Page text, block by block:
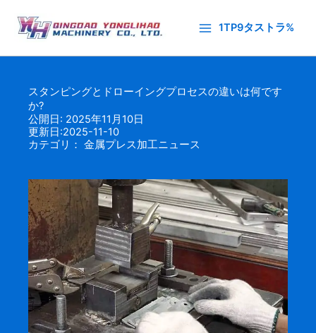
ス
1TP9タストラ%
スタンピングとドローイングプロセスの違いは何です
か?
公開日: 2025年11月10日
更新日:2025-11-10
カテゴリ： 金属プレス加工ニュース